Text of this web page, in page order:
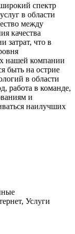
спектр
в области
между
качества
затрат, что в
нашей компании
быть на острие
в области
работа в команде,
и
наилучших
Услуги